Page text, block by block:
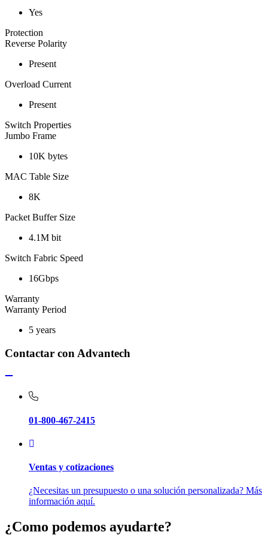
Yes
Protection
Reverse Polarity
Present
Overload Current
Present
Switch Properties
Jumbo Frame
10K bytes
MAC Table Size
8K
Packet Buffer Size
4.1M bit
Switch Fabric Speed
16Gbps
Warranty
Warranty Period
5 years
Contactar con Advantech
01-800-467-2415
Ventas y cotizaciones
¿Necesitas un presupuesto o una solución personalizada? Más
información aquí.
¿Como podemos ayudarte?